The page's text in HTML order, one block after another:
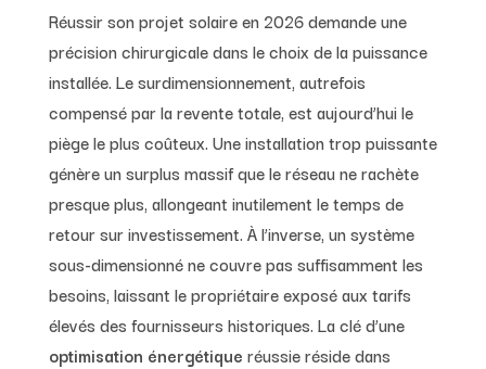
Réussir son projet solaire en 2026 demande une
précision chirurgicale dans le choix de la puissance
installée. Le surdimensionnement, autrefois
compensé par la revente totale, est aujourd’hui le
piège le plus coûteux. Une installation trop puissante
génère un surplus massif que le réseau ne rachète
presque plus, allongeant inutilement le temps de
retour sur investissement. À l’inverse, un système
sous-dimensionné ne couvre pas suffisamment les
besoins, laissant le propriétaire exposé aux tarifs
élevés des fournisseurs historiques. La clé d’une
optimisation énergétique réussie réside dans